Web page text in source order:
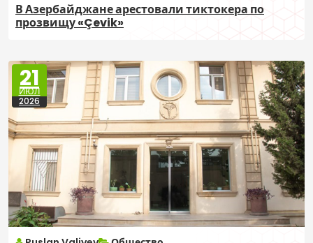
В Азербайджане арестовали тиктокера по
прозвищу «Çevik»
21
ИЮЛ
2026